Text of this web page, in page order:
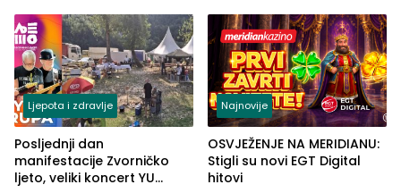
Ljepota i zdravlje
Posljednji dan
manifestacije Zvorničko
ljeto, veliki koncert YU
Najnovije
OSVJEŽENJE NA MERIDIANU:
Stigli su novi EGT Digital
hitovi